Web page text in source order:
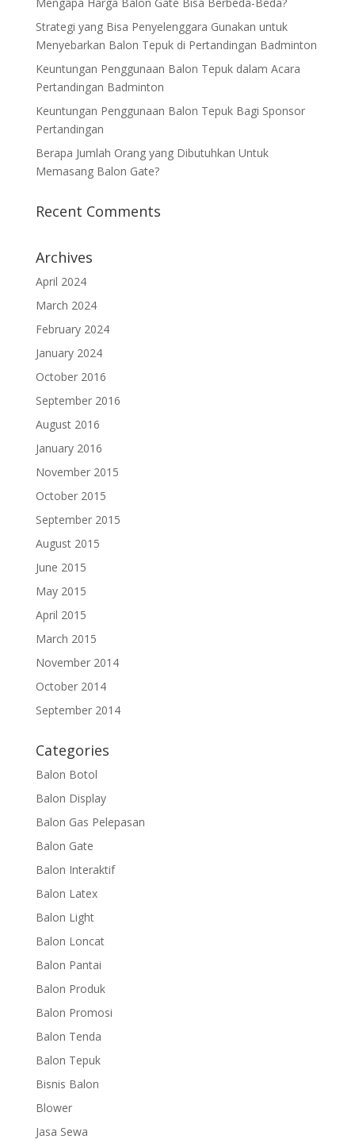
Strategi yang Bisa Penyelenggara Gunakan untuk
Menyebarkan Balon Tepuk di Pertandingan Badminton
Keuntungan Penggunaan Balon Tepuk dalam Acara
Pertandingan Badminton
Keuntungan Penggunaan Balon Tepuk Bagi Sponsor
Pertandingan
Berapa Jumlah Orang yang Dibutuhkan Untuk
Memasang Balon Gate?
Recent Comments
Archives
April 2024
March 2024
February 2024
January 2024
October 2016
September 2016
August 2016
January 2016
November 2015
October 2015
September 2015
August 2015
June 2015
May 2015
April 2015
March 2015
November 2014
October 2014
September 2014
Categories
Balon Botol
Balon Display
Balon Gas Pelepasan
Balon Gate
Balon Interaktif
Balon Latex
Balon Light
Balon Loncat
Balon Pantai
Balon Produk
Balon Promosi
Balon Tenda
Balon Tepuk
Bisnis Balon
Blower
Jasa Sewa